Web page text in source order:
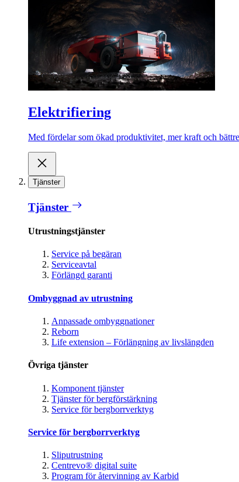
Elektrifiering
Med fördelar som ökad produktivitet, mer kraft och
Tjänster
Tjänster
Utrustningstjänster
Service på begäran
Serviceavtal
Förlängd garanti
Ombyggnad av utrustning
Anpassade ombyggnationer
Reborn
Life extension – Förlängning av livslängden
Övriga tjänster
Komponent tjänster
Tjänster för bergförstärkning
Service för bergborrverktyg
Service för bergborrverktyg
Sliputrustning
Centrevo® digital suite
Program för återvinning av Karbid